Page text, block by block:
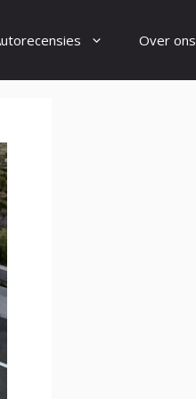
Over ons